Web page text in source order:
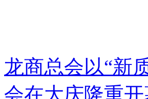
龙商总会以“新
会在大庆隆重开